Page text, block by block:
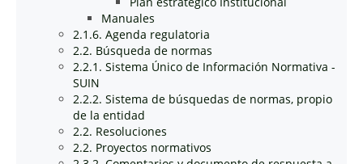
Manuales
2.1.6. Agenda regulatoria
2.2. Búsqueda de normas
2.2.1. Sistema Único de Información Normativa -
SUIN
2.2.2. Sistema de búsquedas de normas, propio
de la entidad
2.2. Resoluciones
2.2. Proyectos normativos